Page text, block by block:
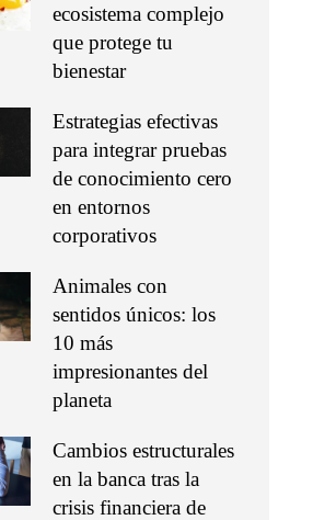
ecosistema complejo
que protege tu
bienestar
Estrategias efectivas
para integrar pruebas
de conocimiento cero
en entornos
corporativos
Animales con
sentidos únicos: los
10 más
impresionantes del
planeta
Cambios estructurales
en la banca tras la
crisis financiera de